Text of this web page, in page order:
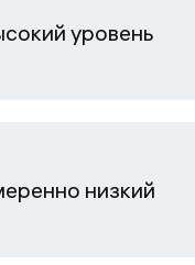
уровень
низкий